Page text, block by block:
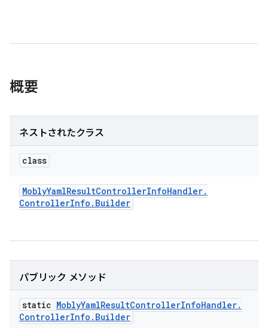
概要
ネストされたクラス
class
MoblyYamlResultControllerInfoHandler.
ControllerInfo . Builder
パブリック メソッド
static MoblyYamlResultControllerInfoHandler.
ControllerInfo . Builder